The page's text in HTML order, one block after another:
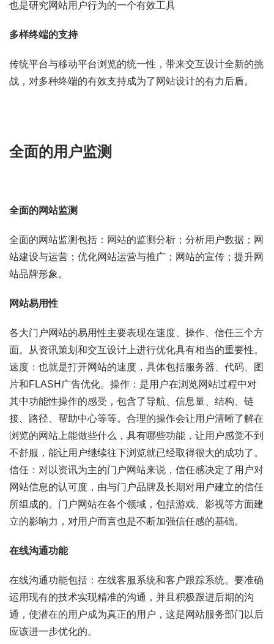
也是研究网站用户行为的一个有效工具
多样终端的支持
传统平台与移动平台浏览的统一性，带来交互设计全新的挑
战，对多种终端的有效支持成为了网站设计的有力后盾。
全面的用户监测
全面的网站监测
全面的网站监测包括：网站的监测分析；分析用户数据；网
站建设与运营；优化网站运营与推广；网站的宣传；提升网
站品牌形象。
网站易用性
各大门户网站的易用性主要表现在速度、操作、信任三个方
面。从资讯策划和交互设计上进行优化具有相当的重要性。
速度：也就是打开网站的速度，具体包括服务器、代码、图
片和FLASH广告优化。操作：是用户在浏览网站过程中对
其中功能性操作的感受，包含了导航、信息量、结构、链
接、路径、帮助中心等等。合理的操作会让用户清晰了解在
浏览的网站上能做些什么，具有哪些功能，让用户感觉不到
不舒服，能让用户继续往下浏览就已经取得很大的成功了。
信任：对以资讯为主的门户网站来说，信任感决定了用户对
网站信息的认可度，由与门户品牌及长期对用户建立的信任
所组成的。门户网站在各个领域，包括游戏、影视等方面建
立的影响力，对用户而言也是不断加强信任感的基础。
在线沟通功能
在线沟通功能包括：在线客服系统和客户跟踪系统。要准确
运用现有的技术实现精准的沟通，并且积极跟进后期的沟
通，使潜在的用户成为真正的用户，这是网站服务部门以后
应该进一步优化的。